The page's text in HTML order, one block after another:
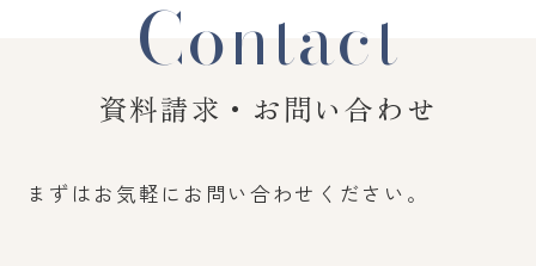
Contact
資料請求・お問い合わせ
まずはお気軽にお問い合わせください。